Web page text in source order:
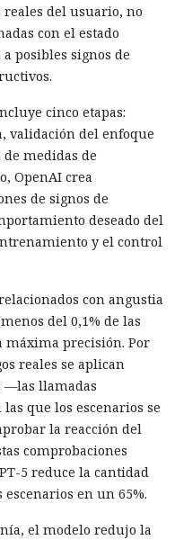
reales del usuario, no
con el estado
posibles signos de
cinco etapas:
validación del enfoque
medidas de
OpenAI crea
de signos de
deseado del
y el control
con angustia
del 0,1% de las
máxima precisión. Por
reales se aplican
—las llamadas
que los escenarios se
la reacción del
comprobaciones
5 reduce la cantidad
escenarios en un 65%.
el modelo redujo la